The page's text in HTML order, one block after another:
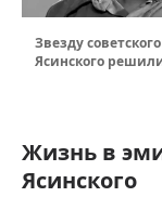
Звезду
Ясинского
Жизнь в
Ясинского